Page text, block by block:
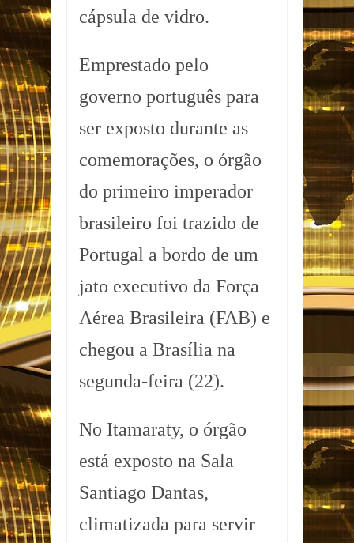
cápsula de vidro.
Emprestado pelo
governo português para
ser exposto durante as
comemorações, o órgão
do primeiro imperador
brasileiro foi trazido de
Portugal a bordo de um
jato executivo da Força
Aérea Brasileira (FAB) e
chegou a Brasília na
segunda-feira (22).
No Itamaraty, o órgão
está exposto na Sala
Santiago Dantas,
climatizada para servir